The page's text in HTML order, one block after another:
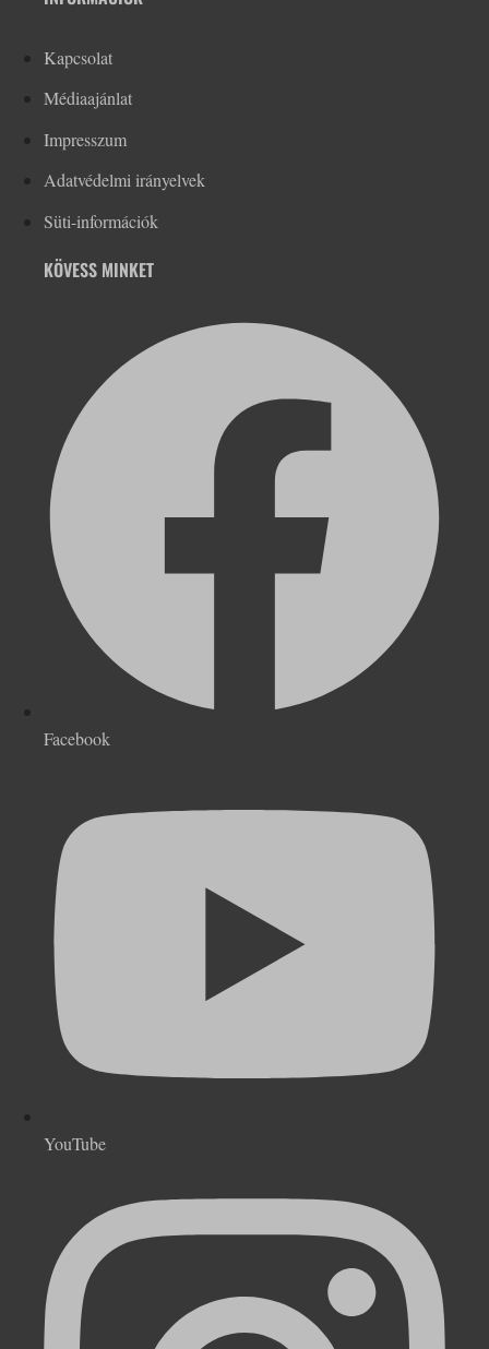
Kapcsolat
Médiaajánlat
Impresszum
Adatvédelmi irányelvek
Süti-információk
KÖVESS MINKET
Facebook
YouTube